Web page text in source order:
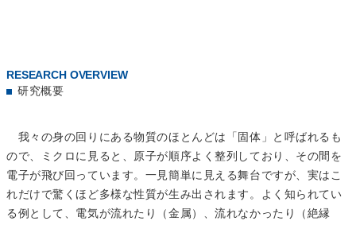
RESEARCH OVERVIEW
研究概要
我々の身の回りにある物質のほとんどは「固体」と呼ばれるも
ので、ミクロに見ると、原子が順序よく整列しており、その間を
電子が飛び回っています。一見簡単に見える舞台ですが、実はこ
れだけで驚くほど多様な性質が生み出されます。よく知られてい
る例として、電気が流れたり（金属）、流れなかったり（絶縁